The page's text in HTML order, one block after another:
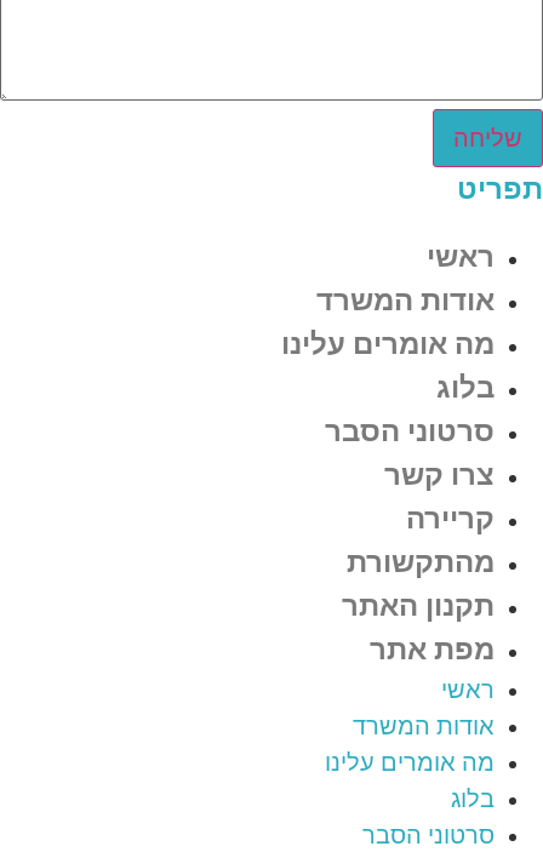
שליחה
תפריט
ראשי
אודות המשרד
מה אומרים עלינו
בלוג
סרטוני הסבר
צרו קשר
קריירה
מהתקשורת
תקנון האתר
מפת אתר
ראשי
אודות המשרד
מה אומרים עלינו
בלוג
סרטוני הסבר